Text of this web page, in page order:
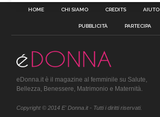
HOME CHI SIAMO CREDITS AIUTO
PUBBLICITÀ PARTECIPA
eDonna.it è il magazine al femminile su Salute,
Bellezza, Benessere, Matrimonio e Maternità.
Copyright © 2014 E' Donna.it - Tutti i diritti riservati.